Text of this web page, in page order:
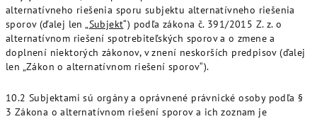
alternatívneho riešenia sporu subjektu alternatívneho riešenia
sporov (ďalej len „Subjekt“) podľa zákona č. 391/2015 Z. z. o
alternatívnom riešení spotrebiteľských sporov a o zmene a
doplnení niektorých zákonov, v znení neskorších predpisov (ďalej
len „Zákon o alternatívnom riešení sporov“).
10.2 Subjektami sú orgány a oprávnené právnické osoby podľa §
3 Zákona o alternatívnom riešení sporov a ich zoznam je